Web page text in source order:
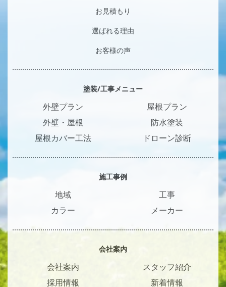
お見積もり
選ばれる理由
お客様の声
塗装/工事メニュー
外壁プラン
屋根プラン
外壁・屋根
防水塗装
屋根カバー工法
ドローン診断
施工事例
地域
工事
カラー
メーカー
会社案内
会社案内
スタッフ紹介
採用情報
新着情報